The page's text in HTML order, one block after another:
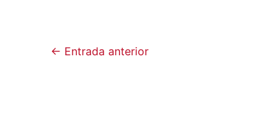
← Entrada anterior